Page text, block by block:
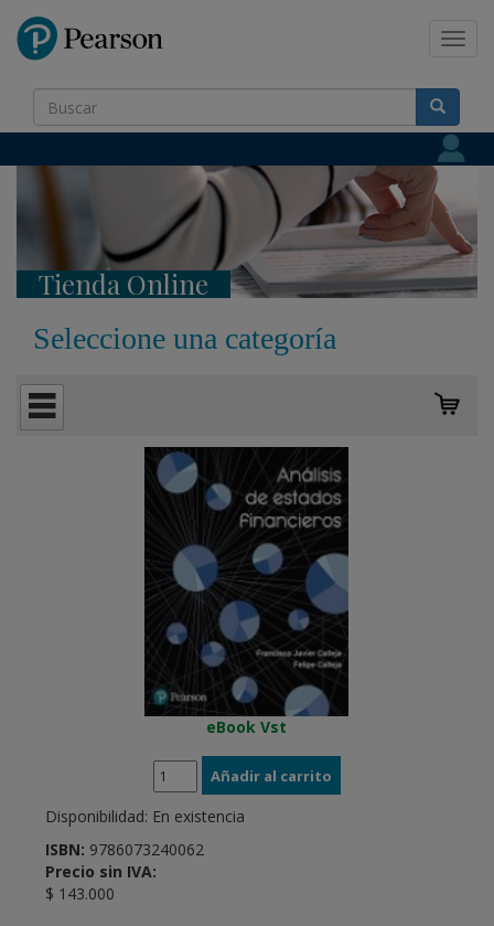
Tienda Online
Seleccione una categoría
eBook Vst
Disponibilidad: En existencia
ISBN: 9786073240062
Precio sin IVA:
$ 143.000